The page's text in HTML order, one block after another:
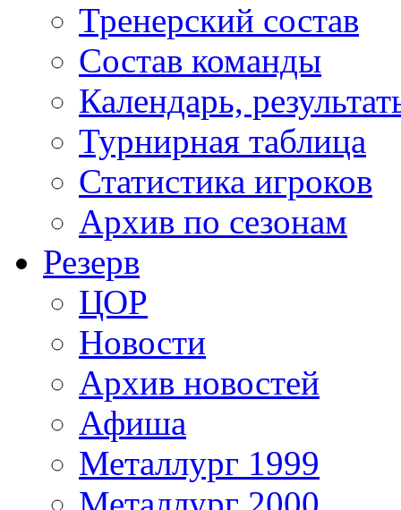
Тренерский состав
Состав команды
Календарь,
Турнирная таблица
Статистика игроков
Архив по сезонам
Резерв
ЦОР
Новости
Архив новостей
Афиша
Металлург 1999